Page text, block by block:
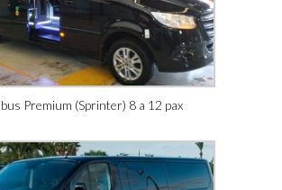
Premium (Sprinter) 8 a 12 pax